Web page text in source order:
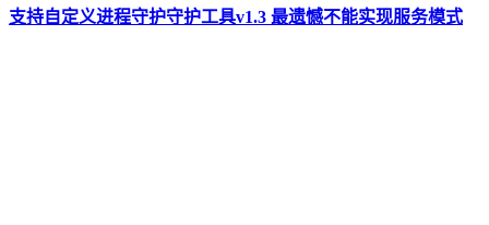
支持自定义进程守护守护工具v1.3 最遗憾不能实现服务模式